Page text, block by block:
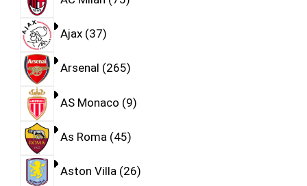
Ajax 37
Arsenal 265
AS Monaco 9
As Roma 45
Aston Villa 26